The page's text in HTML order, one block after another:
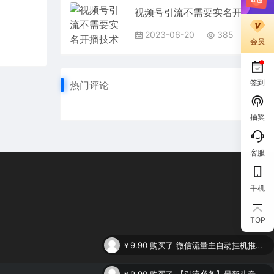
视频号引流不需要实名开播技术 无限注册新视频号无限开播都不需要实名开播
2023-06-20 385
热门评论
会员
签到
抽奖
客服
手机
TOP
微信流量主自动挂机推广，轻松日入900+，简单易上手，做就有收益。